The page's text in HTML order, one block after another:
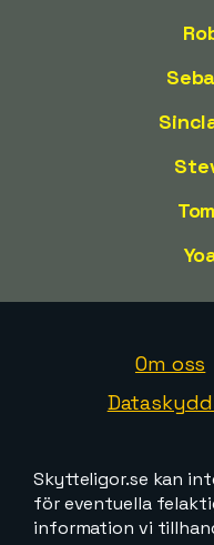
Om oss
Skytteligor.se kan
för eventuella
information vi